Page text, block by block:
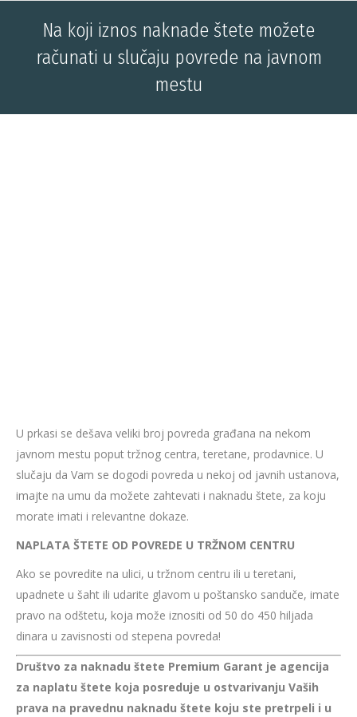
Na koji iznos naknade štete možete
računati u slučaju povrede na javnom
mestu
U prkasi se dešava veliki broj povreda građana na nekom
javnom mestu poput tržnog centra, teretane, prodavnice. U
slučaju da Vam se dogodi povreda u nekoj od javnih ustanova,
imajte na umu da možete zahtevati i naknadu štete, za koju
morate imati i relevantne dokaze.
NAPLATA ŠTETE OD POVREDE U TRŽNOM CENTRU
Ako se povredite na ulici, u tržnom centru ili u teretani,
upadnete u šaht ili udarite glavom u poštansko sanduče, imate
pravo na odštetu, koja može iznositi od 50 do 450 hiljada
dinara u zavisnosti od stepena povreda!
Društvo za naknadu štete Premium Garant je agencija
za naplatu štete koja posreduje u ostvarivanju Vaših
prava na pravednu naknadu štete koju ste pretrpeli i u